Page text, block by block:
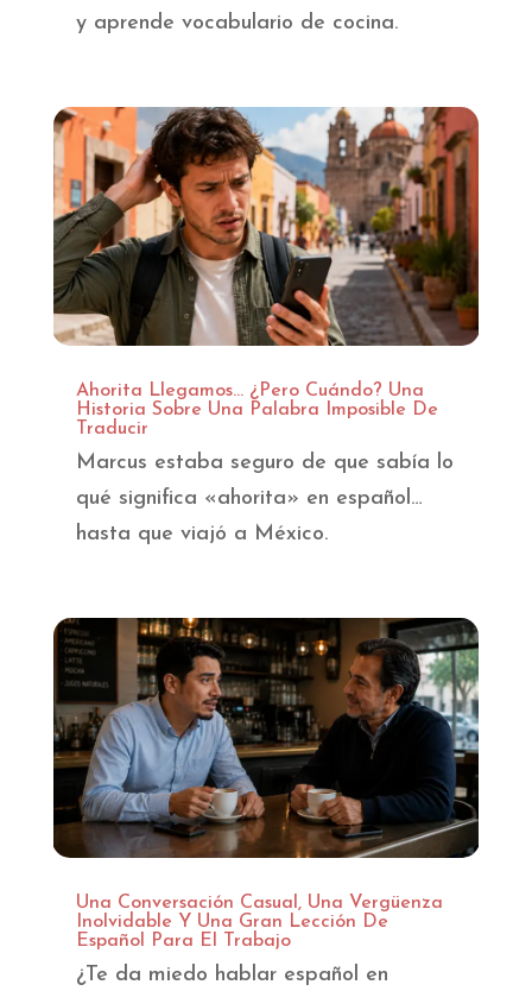
y aprende vocabulario de cocina.
Ahorita Llegamos… ¿Pero Cuándo? Una
Historia Sobre Una Palabra Imposible De
Traducir
Marcus estaba seguro de que sabía lo
qué significa «ahorita» en español…
hasta que viajó a México.
Una Conversación Casual, Una Vergüenza
Inolvidable Y Una Gran Lección De
Español Para El Trabajo
¿Te da miedo hablar español en